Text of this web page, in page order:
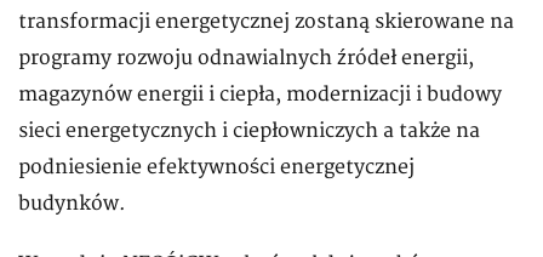
transformacji energetycznej zostaną skierowane na
programy rozwoju odnawialnych źródeł energii,
magazynów energii i ciepła, modernizacji i budowy
sieci energetycznych i ciepłowniczych a także na
podniesienie efektywności energetycznej
budynków.